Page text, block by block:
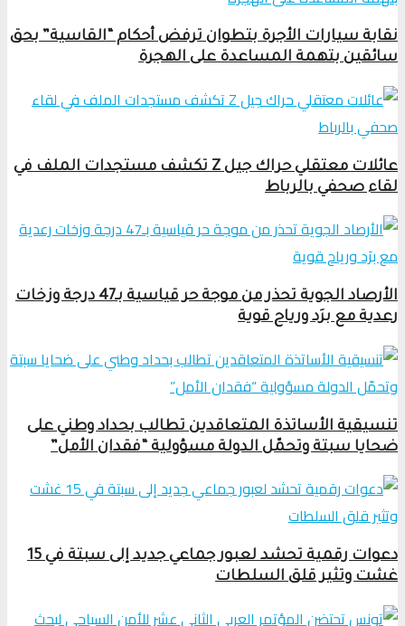
نقابة سيارات الأجرة بتطوان ترفض أحكام “القاسية” بحق
سائقين بتهمة المساعدة على الهجرة
عائلات معتقلي حراك جيل Z تكشف مستجدات الملف في
لقاء صحفي بالرباط
الأرصاد الجوية تحذر من موجة حر قياسية بـ47 درجة وزخات
رعدية مع برَد ورياح قوية
تنسيقية الأساتذة المتعاقدين تطالب بحداد وطني على
ضحايا سبتة وتحمّل الدولة مسؤولية “فقدان الأمل”
دعوات رقمية تحشد لعبور جماعي جديد إلى سبتة في 15
غشت وتثير قلق السلطات